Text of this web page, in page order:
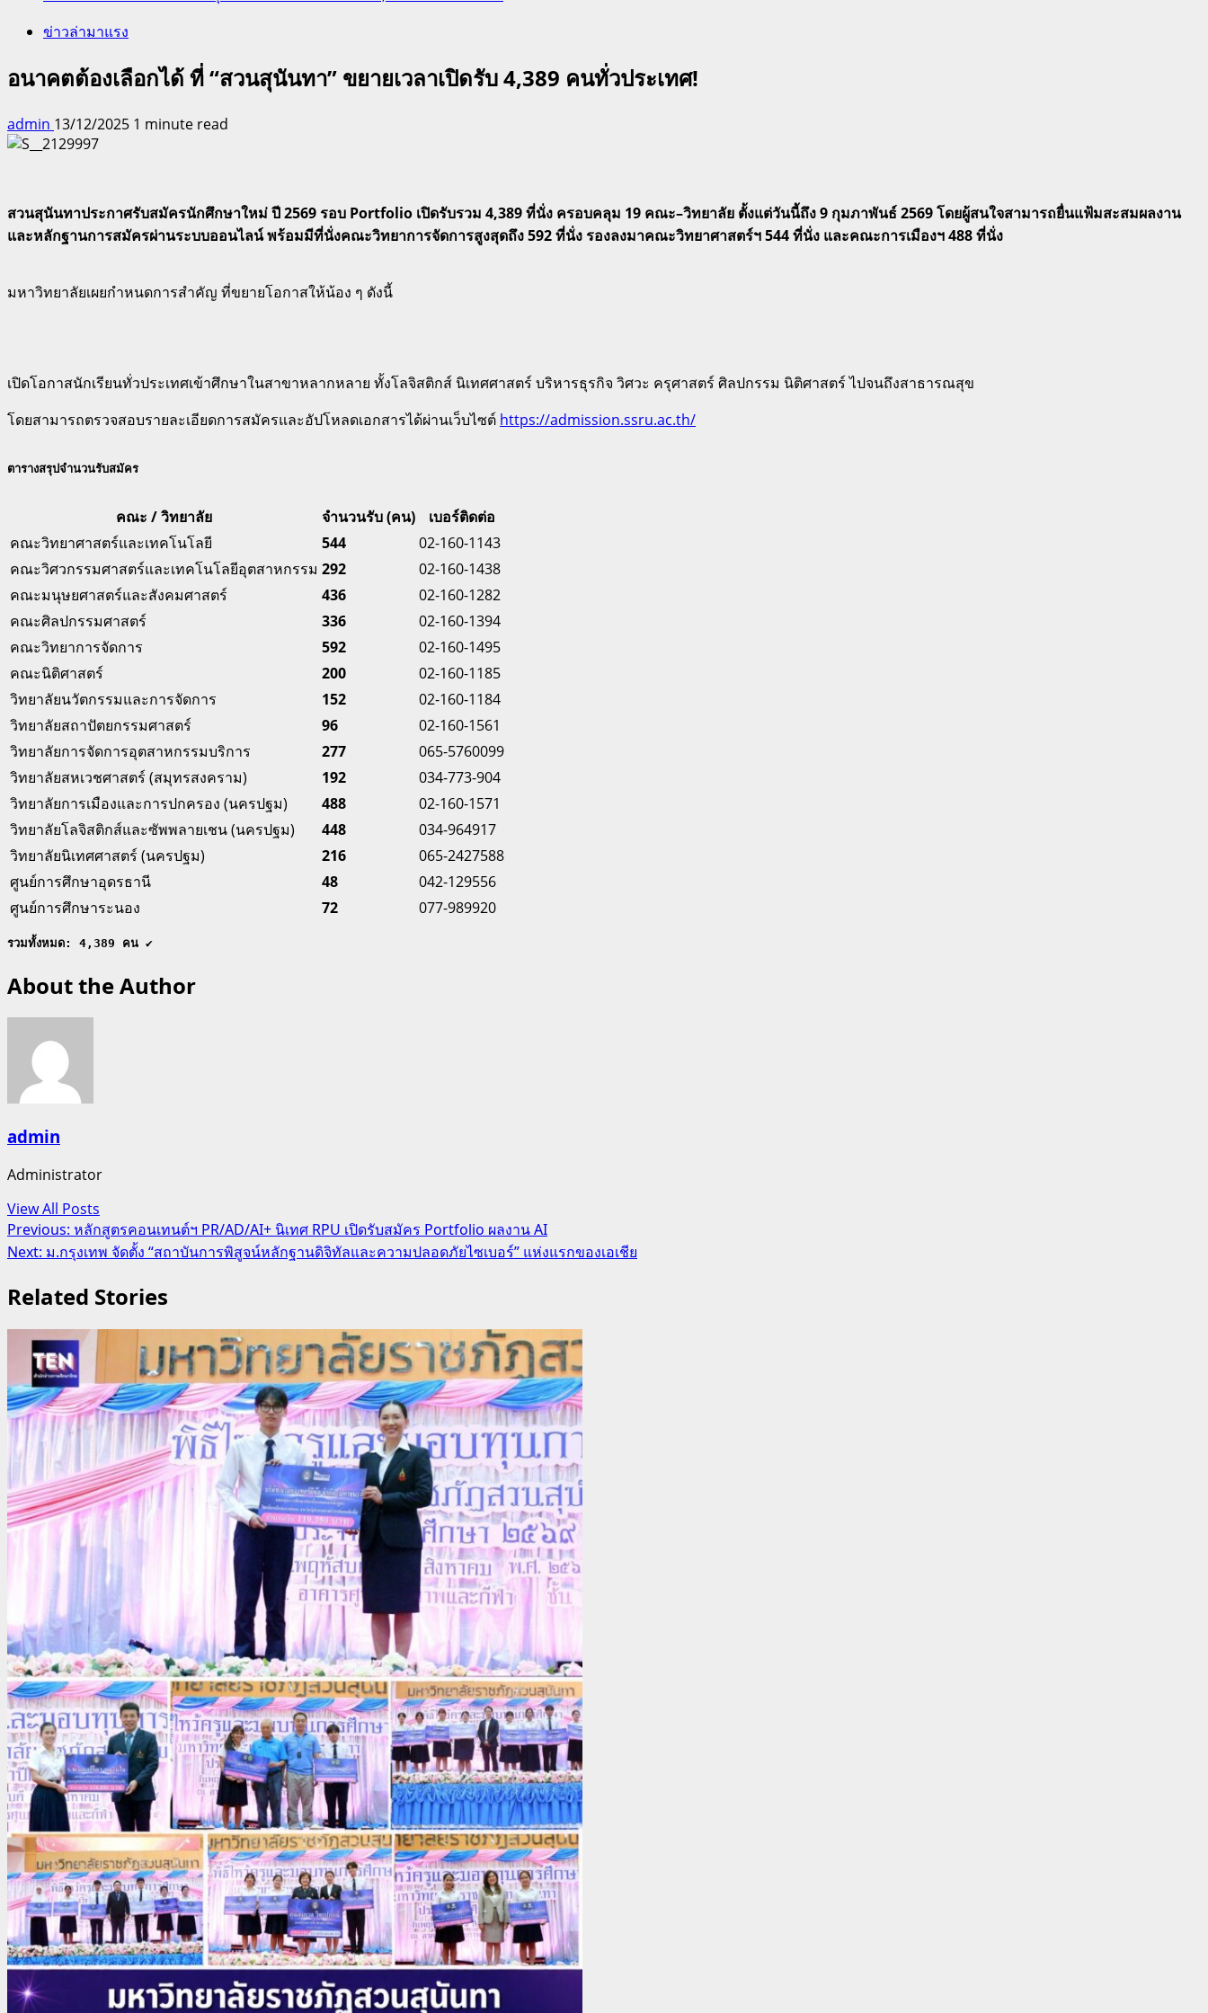
ข่าวล่ามาแรง
อนาคตต้องเลือกได้ ที่ “สวนสุนันทา” ขยายเวลาเปิดรับ 4,389 คนทั่วประเทศ!
admin 13/12/2025 1 minute read
สวนสุนันทาประกาศรับสมัครนักศึกษาใหม่ ปี 2569 รอบ Portfolio เปิดรับรวม 4,389 ที่นั่ง ครอบคลุม 19 คณะ–วิทยาลัย ตั้งแต่วันนี้ถึง 9 กุมภาพันธ์ 2569 โดยผู้สนใจสามารถยื่นแฟ้มสะสมผลงาน
และหลักฐานการสมัครผ่านระบบออนไลน์ พร้อมมีที่นั่งคณะวิทยาการจัดการสูงสุดถึง 592 ที่นั่ง รองลงมาคณะวิทยาศาสตร์ฯ 544 ที่นั่ง และคณะการเมืองฯ 488 ที่นั่ง
มหาวิทยาลัยเผยกำหนดการสำคัญ ที่ขยายโอกาสให้น้อง ๆ ดังนี้
เปิดโอกาสนักเรียนทั่วประเทศเข้าศึกษาในสาขาหลากหลาย ทั้งโลจิสติกส์ นิเทศศาสตร์ บริหารธุรกิจ วิศวะ ครุศาสตร์ ศิลปกรรม นิติศาสตร์ ไปจนถึงสาธารณสุข
โดยสามารถตรวจสอบรายละเอียดการสมัครและอัปโหลดเอกสารได้ผ่านเว็บไซต์ https://admission.ssru.ac.th/
ตารางสรุปจำนวนรับสมัคร
คณะ / วิทยาลัย จำนวนรับ (คน)
เบอร์ติดต่อ
คณะวิทยาศาสตร์และเทคโนโลยี
544
02-160-1143
คณะวิศวกรรมศาสตร์และเทคโนโลยีอุตสาหกรรม 292
02-160-1438
คณะมนุษยศาสตร์และสังคมศาสตร์
436
02-160-1282
คณะศิลปกรรมศาสตร์
336
02-160-1394
คณะวิทยาการจัดการ
592
02-160-1495
คณะนิติศาสตร์
200
02-160-1185
วิทยาลัยนวัตกรรมและการจัดการ
152
02-160-1184
วิทยาลัยสถาปัตยกรรมศาสตร์
96
02-160-1561
วิทยาลัยการจัดการอุตสาหกรรมบริการ
277
065-5760099
วิทยาลัยสหเวชศาสตร์ (สมุทรสงคราม)
192
034-773-904
วิทยาลัยการเมืองและการปกครอง (นครปฐม)
488
02-160-1571
วิทยาลัยโลจิสติกส์และซัพพลายเชน (นครปฐม)
448
034-964917
วิทยาลัยนิเทศศาสตร์ (นครปฐม)
216
065-2427588
ศูนย์การศึกษาอุดรธานี
48
042-129556
ศูนย์การศึกษาระนอง
72 077-989920
รวมทั้งหมด: 4,389 คน ✔
About the Author
admin
Administrator
View All Posts
Post
navigation
Previous: หลักสูตรคอนเทนต์ฯ PR/AD/AI+ นิเทศ RPU เปิดรับสมัคร Portfolio ผลงาน AI
Next: ม.กรุงเทพ จัดตั้ง “สถาบันการพิสูจน์หลักฐานดิจิทัลและความปลอดภัยไซเบอร์” แห่งแรกของเอเชีย
Related Stories